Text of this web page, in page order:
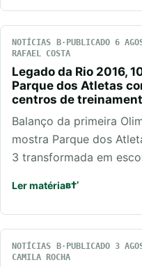
NOTÍCIAS PUBLICADO 6
RAFAEL COSTA
Legado da Rio 2016,
Parque dos Atletas
centros de
Balanço da primeira
mostra Parque dos
3 transformada em
Ler matéria
NOTÍCIAS PUBLICADO 3
CAMILA ROCHA